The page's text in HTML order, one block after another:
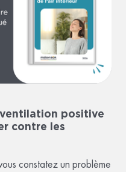
positive
contre les
constatez un problème